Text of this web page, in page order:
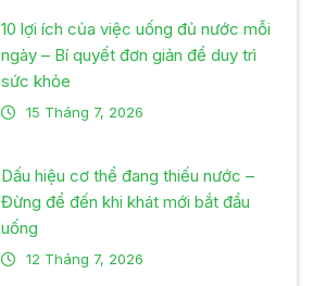
10 lợi ích của việc uống đủ nước mỗi
ngày – Bí quyết đơn giản để duy trì
sức khỏe
15 Tháng 7, 2026
Dấu hiệu cơ thể đang thiếu nước –
Đừng để đến khi khát mới bắt đầu
uống
12 Tháng 7, 2026